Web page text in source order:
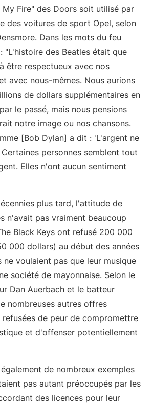
Fire" des Doors soit utilisé par
des voitures de sport Opel, selon
Dans les mots du feu
"L'histoire des Beatles était que
être respectueux avec nos
avec nous-mêmes. Nous aurions
de dollars supplémentaires en
le passé, mais nous pensions
notre image ou nos chansons.
[Bob Dylan] a dit : 'L'argent ne
personnes semblent tout
Elles n'ont aucun sentiment
plus tard, l'attitude de
n'avait pas vraiment beaucoup
Black Keys ont refusé 200 000
000 dollars) au début des années
voulaient pas que leur musique
société de mayonnaise. Selon le
Dan Auerbach et le batteur
nombreuses autres offres
de peur de compromettre
et d'offenser potentiellement
de nombreux exemples
pas autant préoccupés par les
des licences pour leur